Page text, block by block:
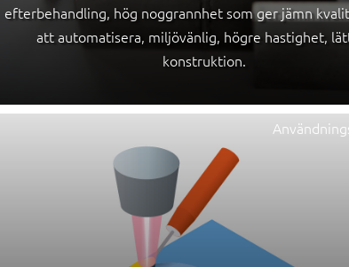
efterbehandling, hög noggrannhet som ger jämn
att automatisera, miljövänlig, högre hastighet,
konstruktion.